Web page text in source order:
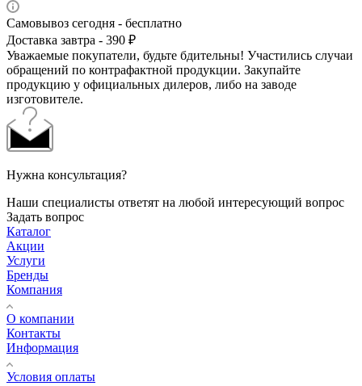
Самовывоз сегодня - бесплатно
Доставка завтра - 390 ₽
Уважаемые покупатели, будьте бдительны! Участились случаи
обращений по контрафактной продукции. Закупайте
продукцию у официальных дилеров, либо на заводе
изготовителе.
Нужна консультация?
Наши специалисты ответят на любой интересующий вопрос
Задать вопрос
Каталог
Акции
Услуги
Бренды
Компания
О компании
Контакты
Информация
Условия оплаты